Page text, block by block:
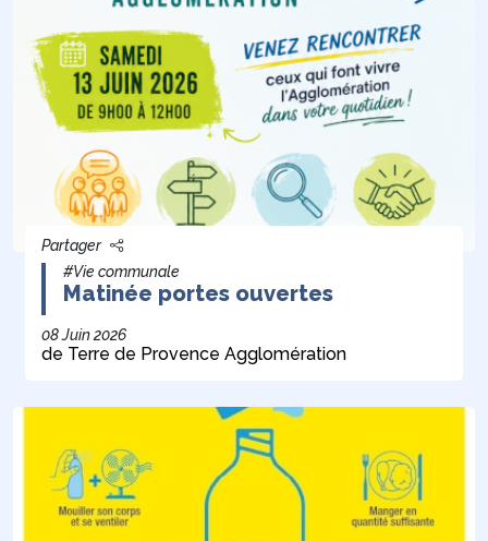
Partager
#Vie communale
Matinée portes ouvertes
08 Juin 2026
de Terre de Provence Agglomération